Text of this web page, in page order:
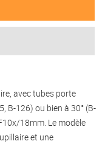
avec tubes porte
B-126) ou bien à 30° (B-
18mm. Le modèle
et une